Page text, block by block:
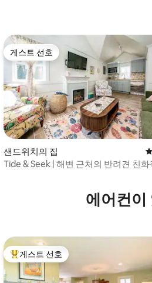
점 만점), 후기 68개
게스트 선호
게스트 선호
샌드위치의 집
Tide & Seek | 해변 근처의 반려견 친화
에어컨이
상위 게스트 선호
게스트 선호